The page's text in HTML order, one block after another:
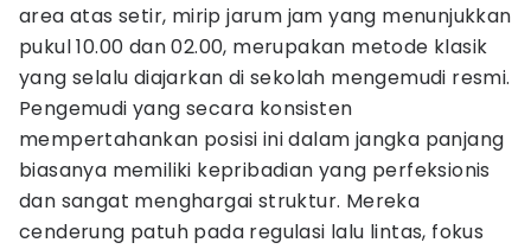
area atas setir, mirip jarum jam yang menunjukkan
pukul 10.00 dan 02.00, merupakan metode klasik
yang selalu diajarkan di sekolah mengemudi resmi.
Pengemudi yang secara konsisten
mempertahankan posisi ini dalam jangka panjang
biasanya memiliki kepribadian yang perfeksionis
dan sangat menghargai struktur. Mereka
cenderung patuh pada regulasi lalu lintas, fokus